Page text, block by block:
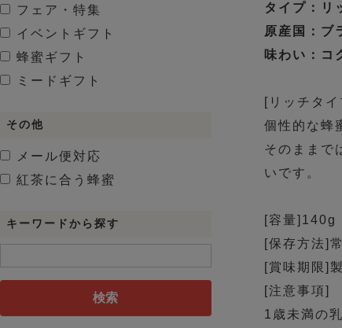
タイプ：リ
原産国：ブ
味わい：コ
[リッチタ
個性的な蜂
そのままで
いです。
[容量]140g
[保存方法]
[賞味期限]
[注意事項]
1歳未満の
フェア・特集
イベントギフト
蜂蜜ギフト
ミードギフト
その他
メール便対応
紅茶に合う蜂蜜
キーワードから探す
検索